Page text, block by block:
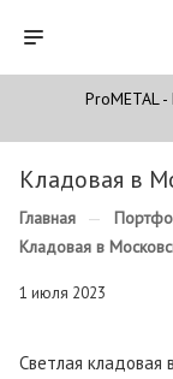
ProMETAL
Кладовая в
Главная —
Кладовая в
1 июля 2023
Светлая кладовая